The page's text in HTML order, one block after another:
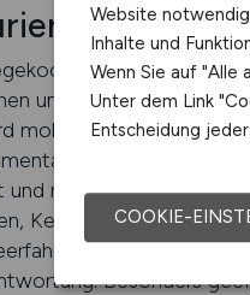
realisieren
verlangt
und Bewerber aus
mobil priorisiert
„Pflege-IT“,
und mit strukturierten
Keyword-Wirkung,
Besonders
Website
Inhalte und
Wenn Sie auf "Alle
Unter dem Link
Entscheidung
COOKIE-